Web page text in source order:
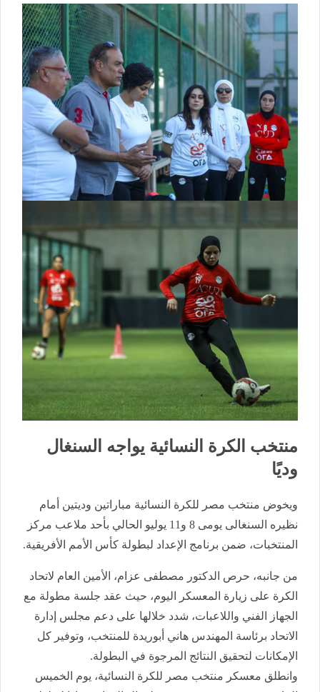
منتخب الكرة النسائية يواجه السنغال
وديًا
ويخوض منتخب مصر للكرة النسائية مباراتين وديتين أمام
نظيره السنغالى يومى 8 و11 يوليو الحالي بأحد ملاعب مركز
المنتخبات، ضمن برنامج الإعداد لبطولة كأس الأمم الأفريقية.
من جانبه، حرص الدكتور مصطفى عزام، الأمين العام لاتحاد
الكرة على زيارة المعسكر اليوم، حيث عقد جلسة مطولة مع
الجهاز الفني واللاعبات، شدد خلالها على دعم مجلس إدارة
الاتحاد برئاسة المهندس هاني أبوريدة للمنتخب، وتوفير كل
الإمكانات لتحقيق النتائج المرجوة في البطولة.
وانطلق معسكر منتخب مصر للكرة النسائية، يوم الخميس